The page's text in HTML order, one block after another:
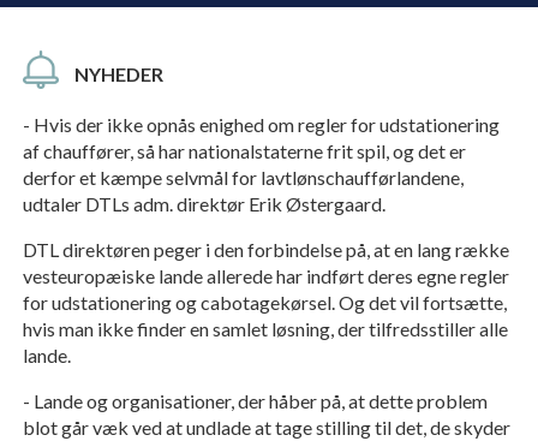
NYHEDER
- Hvis der ikke opnås enighed om regler for udstationering
af chauffører, så har nationalstaterne frit spil, og det er
derfor et kæmpe selvmål for lavtlønschaufførlandene,
udtaler DTLs adm. direktør Erik Østergaard.
DTL direktøren peger i den forbindelse på, at en lang række
vesteuropæiske lande allerede har indført deres egne regler
for udstationering og cabotagekørsel. Og det vil fortsætte,
hvis man ikke finder en samlet løsning, der tilfredsstiller alle
lande.
- Lande og organisationer, der håber på, at dette problem
blot går væk ved at undlade at tage stilling til det, de skyder